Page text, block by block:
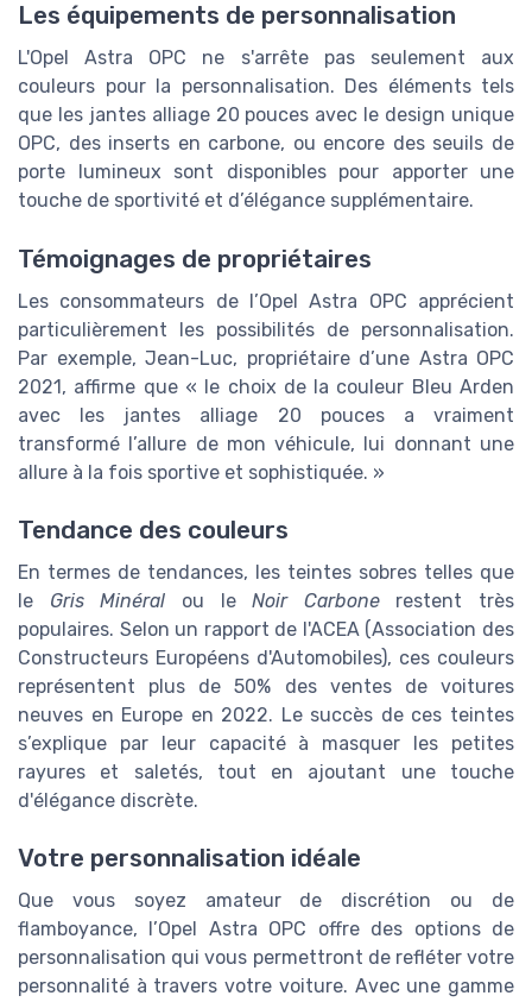
Les équipements de personnalisation
L'Opel Astra OPC ne s'arrête pas seulement aux
couleurs pour la personnalisation. Des éléments tels
que les jantes alliage 20 pouces avec le design unique
OPC, des inserts en carbone, ou encore des seuils de
porte lumineux sont disponibles pour apporter une
touche de sportivité et d’élégance supplémentaire.
Témoignages de propriétaires
Les consommateurs de l’Opel Astra OPC apprécient
particulièrement les possibilités de personnalisation.
Par exemple, Jean-Luc, propriétaire d’une Astra OPC
2021, affirme que « le choix de la couleur Bleu Arden
avec les jantes alliage 20 pouces a vraiment
transformé l’allure de mon véhicule, lui donnant une
allure à la fois sportive et sophistiquée. »
Tendance des couleurs
En termes de tendances, les teintes sobres telles que
le Gris Minéral ou leNoir Carbonerestent très
populaires. Selon un rapport de l'ACEA (Association des
Constructeurs Européens d'Automobiles), ces couleurs
représentent plus de 50% des ventes de voitures
neuves en Europe en 2022. Le succès de ces teintes
s’explique par leur capacité à masquer les petites
rayures et saletés, tout en ajoutant une touche
d'élégance discrète.
Votre personnalisation idéale
Que vous soyez amateur de discrétion ou de
flamboyance, l’Opel Astra OPC offre des options de
personnalisation qui vous permettront de refléter votre
personnalité à travers votre voiture. Avec une gamme